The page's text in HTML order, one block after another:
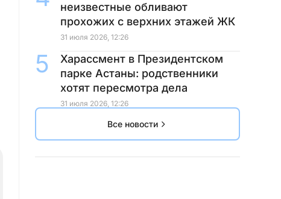
неизвестные обливают
прохожих с верхних этажей ЖК
31 июля 2026, 12:26
Харассмент в Президентском
парке Астаны: родственники
хотят пересмотра дела
31 июля 2026, 12:26
Все новости